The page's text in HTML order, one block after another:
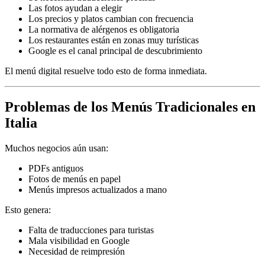
Las fotos ayudan a elegir
Los precios y platos cambian con frecuencia
La normativa de alérgenos es obligatoria
Los restaurantes están en zonas muy turísticas
Google es el canal principal de descubrimiento
El menú digital resuelve todo esto de forma inmediata.
Problemas de los Menús Tradicionales en
Italia
Muchos negocios aún usan:
PDFs antiguos
Fotos de menús en papel
Menús impresos actualizados a mano
Esto genera:
Falta de traducciones para turistas
Mala visibilidad en Google
Necesidad de reimpresión